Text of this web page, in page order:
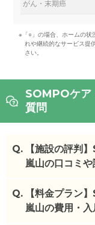
がん・末期癌
※「○」の場合、ホームの状
れや継続的なサービス提
さい。
SOMPOケア
質問
Q.
【施設の評判
嵐山の口コミ
SOMPOケア そ
口コミを確認で
Q.
【料金プラン
嵐山の費用・